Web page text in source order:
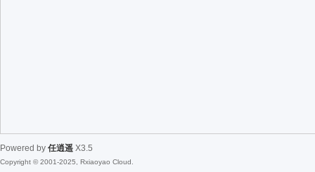
Powered by 任逍遥 X3.5
Copyright © 2001-2025, Rxiaoyao Cloud.